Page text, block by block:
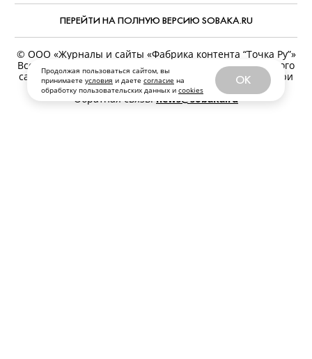
Продолжая пользоваться сайтом, вы
принимаете условия и даете согласие на
обработку пользовательских данных и cookies
OK
ПЕРЕЙТИ НА ПОЛНУЮ ВЕРСИЮ SOBAKA.RU
© ООО «Журналы и сайты «Фабрика контента “Точка Ру”»
Все права защищены. Перепечатка материалов данного
сайта возможна только с письменного разрешения. При
цитировании ссылка на www.sobaka.ru обязательна.
Обратная связь:news@sobaka.ru